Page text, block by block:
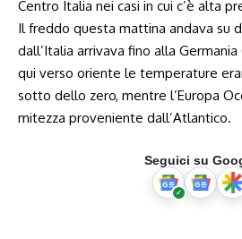
Centro Italia nei casi in cui c’è alta
Il freddo questa mattina andava su
dall’Italia arrivava fino alla
qui verso oriente le temperature
sotto dello zero, mentre l’Europa
mitezza proveniente dall’Atlantico.
Seguici su